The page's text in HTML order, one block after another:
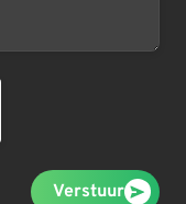
Verstuur